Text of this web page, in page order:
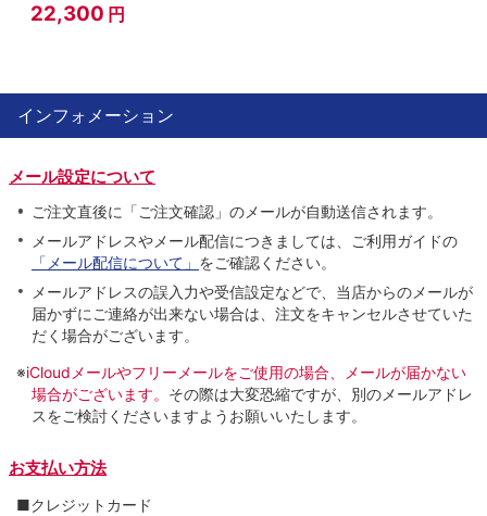
22,300 円
インフォメーション
メール設定について
ご注文直後に「ご注文確認」のメールが自動送信されます。
メールアドレスやメール配信につきましては、ご利用ガイドの
「メール配信について」 をご確認ください。
メールアドレスの誤入力や受信設定などで、当店からのメールが
届かずにご連絡が出来ない場合は、注文をキャンセルさせていた
だく場合がございます。
※iCloudメールやフリーメールをご使用の場合、メールが届かない
場合がございます。 その際は大変恐縮ですが、別のメールアドレ
スをご検討くださいますようお願いいたします。
お支払い方法
■クレジットカード